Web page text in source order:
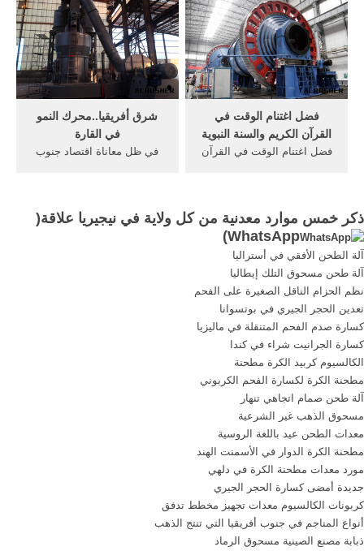
عدد سكانها أكثر من 193 مليون
نسمة حسب الوكالة الوطنية
النيجيرية للأحصاء كما أنها تضم
أكثر من 250 مجموعة عرقية
تتباين في أوزانها النسبية وقوة
تأثيرها على الصعيد ...
لسنوات في الهجمات على بنية
النفط الأساسية في دلتا النيجر
وفي صعوبة صياغة قوانين
جديدة لإصلاح صناعة النفط
التي تشمل كل الأمور من
أسعار الضرائب إلى ...
شرق أفريقيا..محرك النمو
في القارة
في ظل معاناة اقتصاد جنوب
نسمة) للوصول إلى معدل نمو
فضل اغتنام الوقت في
القرآن الكريم والسنة النبوية
فضل اغتنام الوقت في القرآن
الله عليه وسلم، وعلى آله
وصحبه أجمعين، أما بعد: فإن
الوقتَ في الإسلام له أهمية
عظيمة، واستثمار الوقت يجب
أن يكون ...
ذكر خمس موارد معدنية من كل ولاية في نيجيريا علاقة(
WhatsApp
)
آلة الطحن الأفقي في أستراليا
آلة طحن مسحوق التلك إيطاليا
نظم الحزام الناقل الصغيرة على الفحم
تعدين الحجر الجيري في بوتسوانا
كسارة صدم الفحم المتنقلة في ماليزيا
كسارة الجرانيت شراء في كندا
الكالسيوم كربيد الكرة مطحنة
مطحنة الكرة لكسارة الفحم الكربوني
آلة طحن صمام اتجاهي تنهار
مسحوق الذهب غير الشرعية
معدات الطحن عيد باللغة الروسية
مطحنة الكرة الدوار في الأسمنت الهند
مورد معدات مطحنة الكرة في دلهي
جديدة أمضى كسارة الحجر الجيري
كربونات الكالسيوم معدات تجهيز مخطط تدفق
أنواع المناجم في جنوب أفريقيا التي تنتج الذهب
ذبابة مصنع الصينية مسحوق الرماد